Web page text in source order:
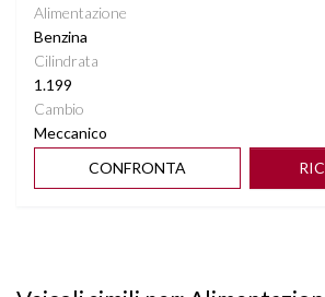
Alimentazione
Benzina
Cilindrata
1.199
Cambio
Meccanico
CONFRONTA